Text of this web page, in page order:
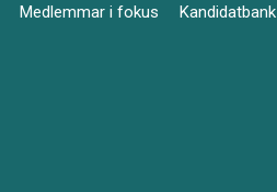
Medlemmar i fokus Kandidatbank